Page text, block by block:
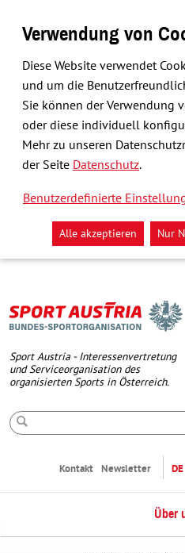
Verwendung von
Diese Website verwendet
und um die
Sie können der Verwendung
oder diese individuell
Mehr zu unseren
der Seite Datenschutz.
Benutzerdefinierte
Alle akzeptieren Nur
Sport Austria - Interessenvertretung
und Serviceorganisation des
organisierten Sports in Österreich.
Kontakt Newsletter DE
Über